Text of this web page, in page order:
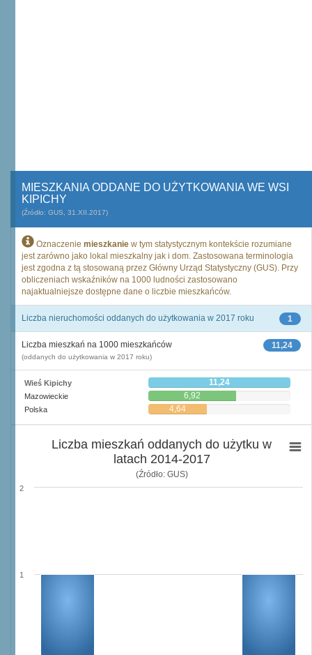
MIESZKANIA ODDANE DO UŻYTKOWANIA WE WSI
KIPICHY
(Źródło: GUS, 31.XII.2017)
Oznaczenie mieszkanie w tym statystycznym kontekście rozumiane
jest zarówno jako lokal mieszkalny jak i dom. Zastosowana terminologia
jest zgodna z tą stosowaną przez Główny Urząd Statystyczny (GUS). Przy
obliczeniach wskaźników na 1000 ludności zastosowano
najaktualniejsze dostępne dane o liczbie mieszkańców.
1
Liczba nieruchomości oddanych do użytkowania w 2017 roku
11,24
Liczba mieszkań na 1000 mieszkańców
(oddanych do użytkowania w 2017 roku)
Wieś Kipichy 11,24
Mazowieckie 6,92
Polska 4,64
Liczba mieszkań oddanych do użytku w
latach 2014-2017
(Źródło: GUS)
1
2